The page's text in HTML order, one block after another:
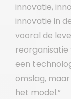
innovatie,
innovatie in
vooral de
reorganisatie
een
omslag,
het model.”